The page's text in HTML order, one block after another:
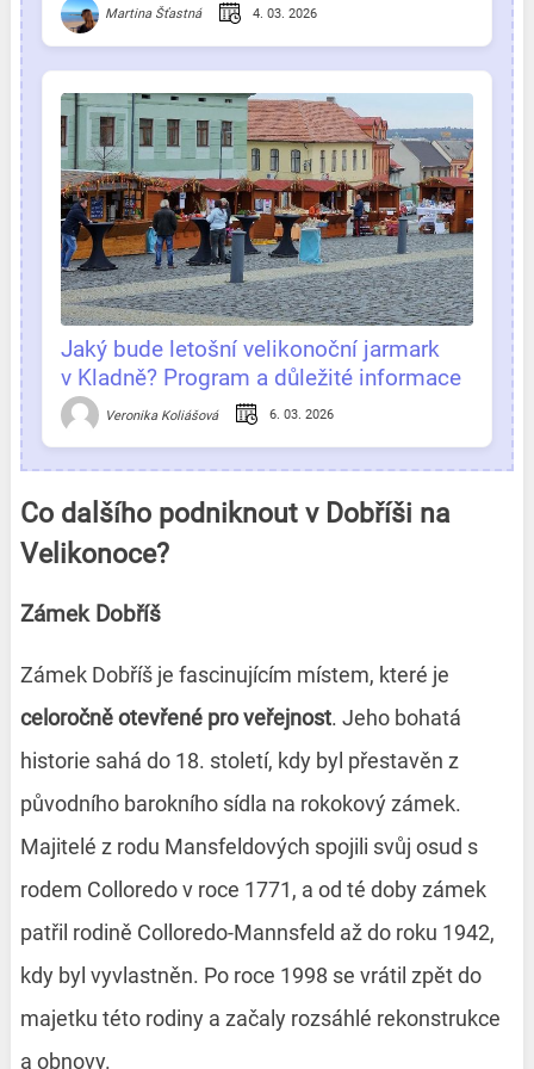
Martina Šťastná 4. 03. 2026
Jaký bude letošní velikonoční jarmark
v Kladně? Program a důležité informace
na jednom místě!
Veronika Koliášová 6. 03. 2026
Co dalšího podniknout v Dobříši na
Velikonoce?
Zámek Dobříš
Zámek Dobříš je fascinujícím místem, které je
celoročně otevřené pro veřejnost. Jeho bohatá
historie sahá do 18. století, kdy byl přestavěn z
původního barokního sídla na rokokový zámek.
Majitelé z rodu Mansfeldových spojili svůj osud s
rodem Colloredo v roce 1771, a od té doby zámek
patřil rodině Colloredo-Mannsfeld až do roku 1942,
kdy byl vyvlastněn. Po roce 1998 se vrátil zpět do
majetku této rodiny a začaly rozsáhlé rekonstrukce
a obnovy.